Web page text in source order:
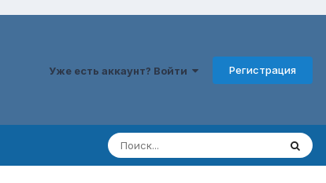
Уже есть аккаунт? Войти Регистрация